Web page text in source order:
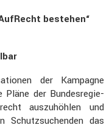
bestehen“
der Kampagne
Pläne der Bundes­re­gie­
auszu­höhlen und
Schutz­su­chenden das